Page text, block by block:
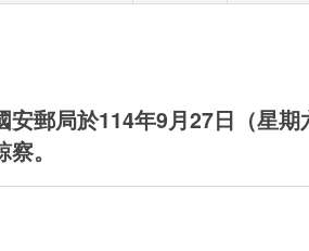
安郵局於114年9月27日（星期
。